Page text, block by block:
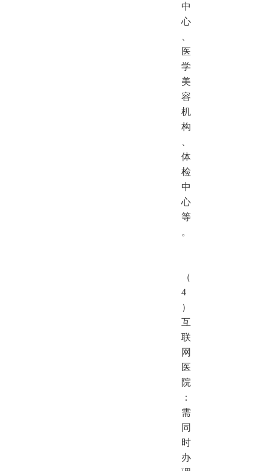
中
心
医
学
美
容
机
构
体
检
中
心
等
。
（
4
）
互
联
网
医
院
：
需
同
时
办